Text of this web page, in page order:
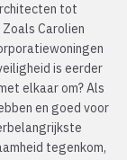
tot
Carolien
is eerder
elkaar om? Als
en goed voor
tegenkom,